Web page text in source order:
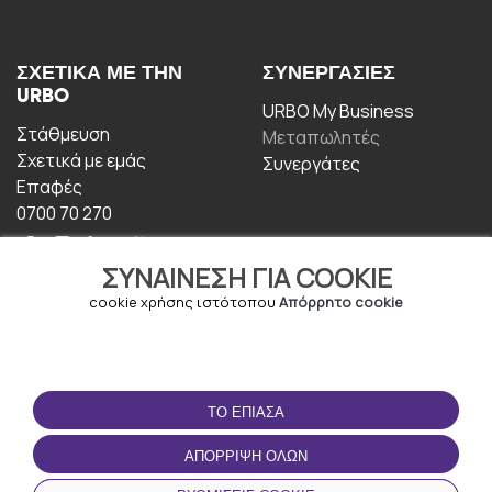
ΣΥΝΑΊΝΕΣΗ ΓΙΑ COOKIE
cookie χρήσης ιστότοπου Απόρρητο cookie
ΤΟ ΈΠΙΑΣΑ
ΑΠΌΡΡΙΨΗ ΌΛΩΝ
ΣΧΕΤΙΚΆ ΜΕ ΤΗΝ
URBO
Στάθμευση
Σχετικά με εμάς
Επαφές
0700 70 270
ΣΥΝΕΡΓΑΣΊΕΣ
URBO My Business
Μεταπωλητές
Συνεργάτες
ΟΡΟΙ ΧΡΉΣΗΣ
Οροι και Προϋποθέσεις
Πολιτική απορρήτου
ΚΑΤΕΒΆΣΤΕ ΤΗΝ
ΕΦΑΡΜΟΓΉ